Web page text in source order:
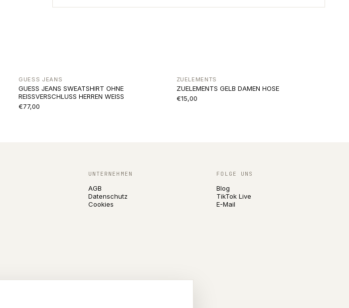
GUESS JEANS
GUESS JEANS SWEATSHIRT OHNE
REISSVERSCHLUSS HERREN WEISS
€77,00
ZUELEMENTS
ZUELEMENTS GELB DAMEN HOSE
€15,00
UNTERNEHMEN
AGB
Datenschutz
Cookies
FOLGE UNS
Blog
TikTok Live
E-Mail